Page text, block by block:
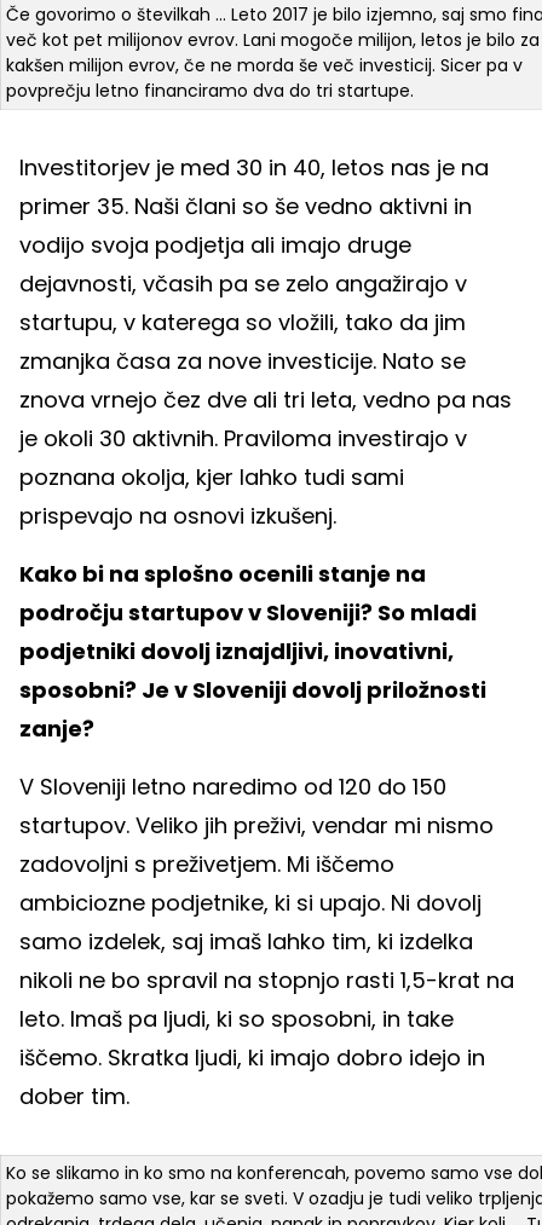
Če govorimo o številkah ... Leto 2017 je bilo izjemno, saj smo
več kot pet milijonov evrov. Lani mogoče milijon, letos je bilo za
kakšen milijon evrov, če ne morda še več investicij. Sicer pa v
povprečju letno financiramo dva do tri startupe.
Investitorjev je med 30 in 40, letos nas je na
primer 35. Naši člani so še vedno aktivni in
vodijo svoja podjetja ali imajo druge
dejavnosti, včasih pa se zelo angažirajo v
startupu, v katerega so vložili, tako da jim
zmanjka časa za nove investicije. Nato se
znova vrnejo čez dve ali tri leta, vedno pa nas
je okoli 30 aktivnih. Praviloma investirajo v
poznana okolja, kjer lahko tudi sami
prispevajo na osnovi izkušenj.
Kako bi na splošno ocenili stanje na
področju startupov v Sloveniji? So mladi
podjetniki dovolj iznajdljivi, inovativni,
sposobni? Je v Sloveniji dovolj priložnosti
zanje?
V Sloveniji letno naredimo od 120 do 150
startupov. Veliko jih preživi, vendar mi nismo
zadovoljni s preživetjem. Mi iščemo
ambiciozne podjetnike, ki si upajo. Ni dovolj
samo izdelek, saj imaš lahko tim, ki izdelka
nikoli ne bo spravil na stopnjo rasti 1,5-krat na
leto. Imaš pa ljudi, ki so sposobni, in take
iščemo. Skratka ljudi, ki imajo dobro idejo in
dober tim.
Ko se slikamo in ko smo na konferencah, povemo samo vse
pokažemo samo vse, kar se sveti. V ozadju je tudi veliko